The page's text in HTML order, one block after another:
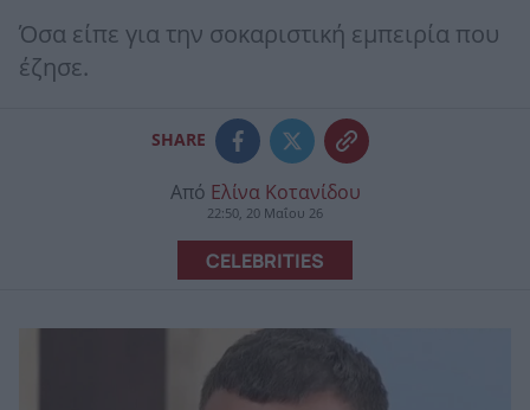
Όσα είπε για την σοκαριστική εμπειρία που
έζησε.
SHARE
Από Ελίνα Κοτανίδου
22:50, 20 Μαΐου 26
CELEBRITIES